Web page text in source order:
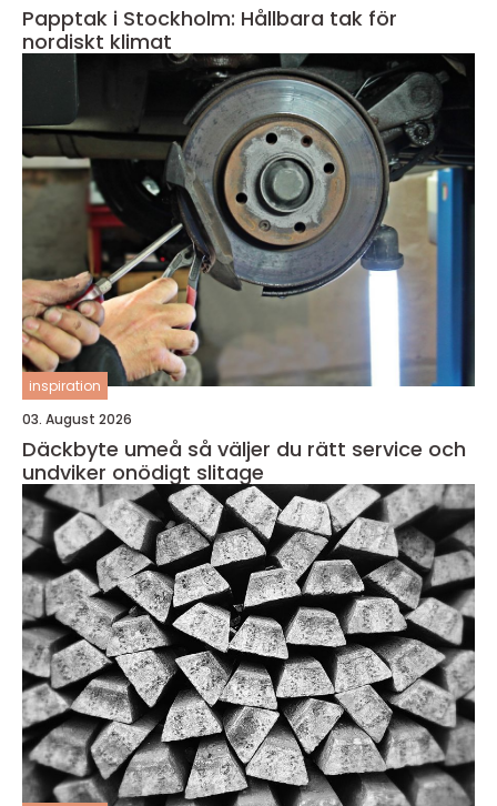
Papptak i Stockholm: Hållbara tak för
nordiskt klimat
inspiration
03. August 2026
Däckbyte umeå så väljer du rätt service och
undviker onödigt slitage